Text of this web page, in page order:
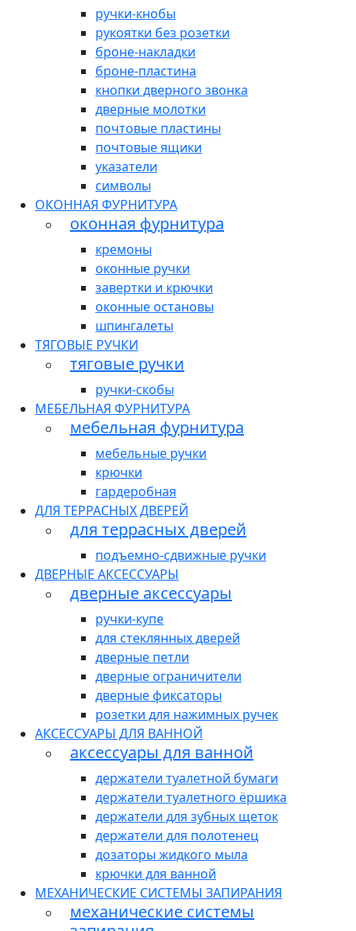
ручки-кнобы
рукоятки без розетки
броне-накладки
броне-пластина
кнопки дверного звонка
дверные молотки
почтовые пластины
почтовые ящики
указатели
символы
ОКОННАЯ ФУРНИТУРА
оконная фурнитура
кремоны
оконные ручки
завертки и крючки
оконные остановы
шпингалеты
ТЯГОВЫЕ РУЧКИ
тяговые ручки
ручки-скобы
МЕБЕЛЬНАЯ ФУРНИТУРА
мебельная фурнитура
мебельные ручки
крючки
гардеробная
ДЛЯ ТЕРРАСНЫХ ДВЕРЕЙ
для террасных дверей
подъемно-сдвижные ручки
ДВЕРНЫЕ АКСЕССУАРЫ
дверные аксессуары
ручки-купе
для стеклянных дверей
дверные петли
дверные ограничители
дверные фиксаторы
розетки для нажимных ручек
АКСЕССУАРЫ ДЛЯ ВАННОЙ
аксессуары для ванной
держатели туалетной бумаги
держатели туалетного ёршика
держатели для зубных щеток
держатели для полотенец
дозаторы жидкого мыла
крючки для ванной
МЕХАНИЧЕСКИЕ СИСТЕМЫ ЗАПИРАНИЯ
механические системы